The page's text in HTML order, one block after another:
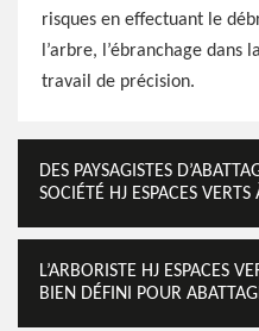
risques en effectuant le
l’arbre, l’ébranchage dans
travail de précision.
DES PAYSAGISTES
SOCIÉTÉ HJ ESPACES
L’ARBORISTE HJ ESPACES
BIEN DÉFINI POUR